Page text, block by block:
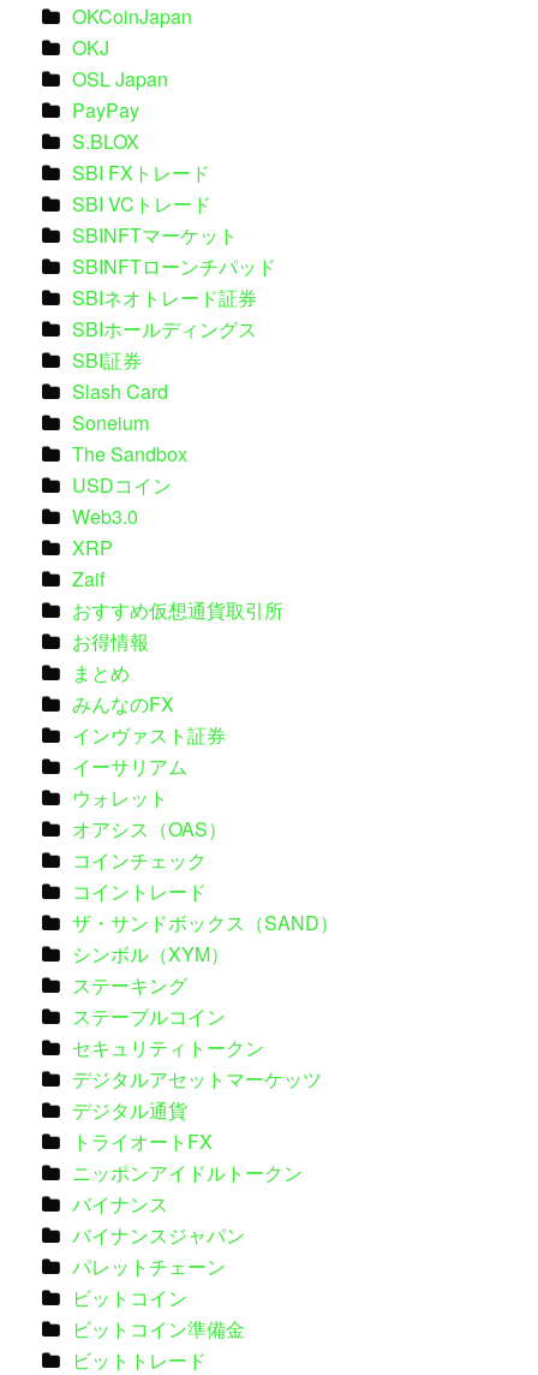
OKCoinJapan
OKJ
OSL Japan
PayPay
S.BLOX
SBI FXトレード
SBI VCトレード
SBINFTマーケット
SBINFTローンチパッド
SBIネオトレード証券
SBIホールディングス
SBI証券
Slash Card
Soneium
The Sandbox
USDコイン
Web3.0
XRP
Zaif
おすすめ仮想通貨取引所
お得情報
まとめ
みんなのFX
インヴァスト証券
イーサリアム
ウォレット
オアシス（OAS）
コインチェック
コイントレード
ザ・サンドボックス（SAND）
シンボル（XYM）
ステーキング
ステーブルコイン
セキュリティトークン
デジタルアセットマーケッツ
デジタル通貨
トライオートFX
ニッポンアイドルトークン
バイナンス
バイナンスジャパン
パレットチェーン
ビットコイン
ビットコイン準備金
ビットトレード